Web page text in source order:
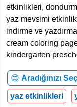
etkinlikleri,
yaz mevsimi
indirme ve
cream coloring
kindergarten
😍 Aradığınızı
yaz etkinlikleri